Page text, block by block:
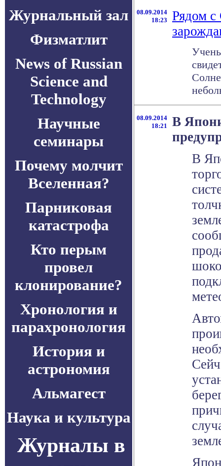
Журнальный зал
Физматлит
News of Russian
Science and
Technology
Научные
семинары
Почему молчит
Вселенная?
Парниковая
катастрофа
Кто перым
провел
клонирование?
Хронология и
парахронология
История и
астрономия
Альмагест
Наука и культура
Журналы в
08.09.2014
18:23
Рядом с
08.09.2014
18:21
В
В